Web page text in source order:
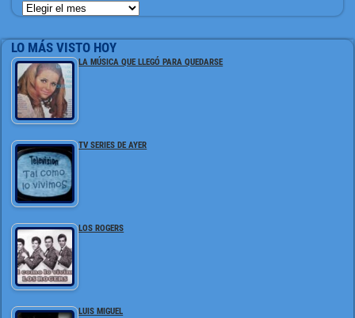
LO MÁS VISTO HOY
LA MÚSICA QUE LLEGÓ PARA QUEDARSE
TV SERIES DE AYER
LOS ROGERS
LUIS MIGUEL